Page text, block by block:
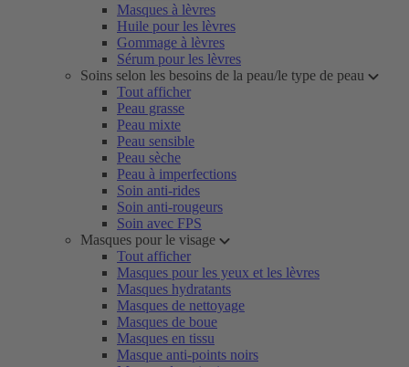
Masques à lèvres
Huile pour les lèvres
Gommage à lèvres
Sérum pour les lèvres
Soins selon les besoins de la peau/le type de peau
Tout afficher
Peau grasse
Peau mixte
Peau sensible
Peau sèche
Peau à imperfections
Soin anti-rides
Soin anti-rougeurs
Soin avec FPS
Masques pour le visage
Tout afficher
Masques pour les yeux et les lèvres
Masques hydratants
Masques de nettoyage
Masques de boue
Masques en tissu
Masque anti-points noirs